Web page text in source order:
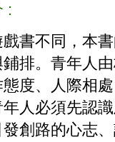
:
書不同，本
排。青年人
態度、人際相
年人必須先認
創路的心志